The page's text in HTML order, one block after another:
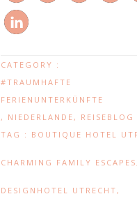
CATEGORY :
#TRAUMHAFTE
FERIENUNTERKÜNFTE
, NIEDERLANDE , REISEBLOG
TAG : BOUTIQUE HOTEL
CHARMING FAMILY ESCAPES
DESIGNHOTEL UTRECHT ,